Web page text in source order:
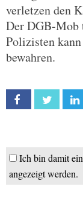
verletzen den
Der DGB-Mob
Polizisten
bewahren.
Facebook Twitter
Ich bin damit
angezeigt werden.